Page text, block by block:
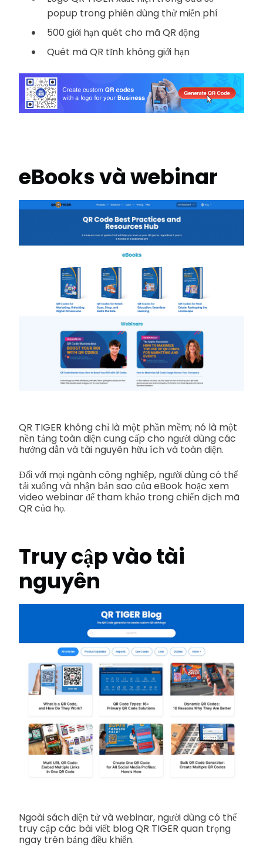
popup trong phiên dùng thử miễn phí
500 giới hạn quét cho mã QR động
Quét mã QR tĩnh không giới hạn
eBooks và webinar
QR TIGER không chỉ là một phần mềm; nó là một
nền tảng toàn diện cung cấp cho người dùng các
hướng dẫn và tài nguyên hữu ích và toàn diện.
Đối với mọi ngành công nghiệp, người dùng có thể
tải xuống và nhận bản sao của eBook hoặc xem
video webinar để tham khảo trong chiến dịch mã
QR của họ.
Truy cập vào tài
nguyên
Ngoài sách điện tử và webinar, người dùng có thể
truy cập các bài viết blog QR TIGER quan trọng
ngay trên bảng điều khiển.